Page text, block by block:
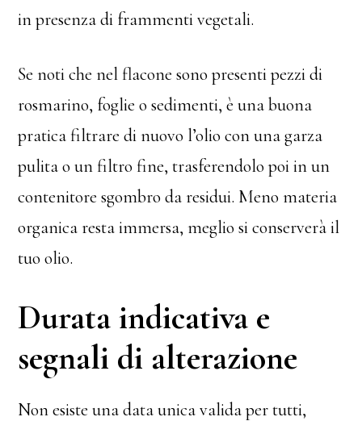
in presenza di frammenti vegetali.
Se noti che nel flacone sono presenti pezzi di
rosmarino, foglie o sedimenti, è una buona
pratica filtrare di nuovo l’olio con una garza
pulita o un filtro fine, trasferendolo poi in un
contenitore sgombro da residui. Meno materia
organica resta immersa, meglio si conserverà il
tuo olio.
Durata indicativa e
segnali di alterazione
Non esiste una data unica valida per tutti,